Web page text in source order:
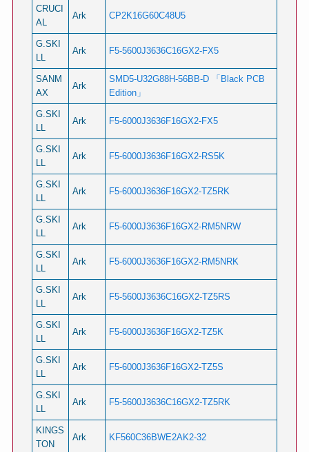
CRUCI
AL
Ark CP2K16G60C48U5
G.SKI
LL
Ark F5-5600J3636C16GX2-FX5
SANM
AX
Ark
SMD5-U32G88H-56BB-D 「Black PCB
Edition」
G.SKI
LL
Ark F5-6000J3636F16GX2-FX5
G.SKI
LL
Ark F5-6000J3636F16GX2-RS5K
G.SKI
LL
Ark F5-6000J3636F16GX2-TZ5RK
G.SKI
LL
Ark F5-6000J3636F16GX2-RM5NRW
G.SKI
LL
Ark F5-6000J3636F16GX2-RM5NRK
G.SKI
LL
Ark F5-5600J3636C16GX2-TZ5RS
G.SKI
LL
Ark F5-6000J3636F16GX2-TZ5K
G.SKI
LL
Ark F5-6000J3636F16GX2-TZ5S
G.SKI
LL
Ark F5-5600J3636C16GX2-TZ5RK
KINGS
TON
Ark KF560C36BWE2AK2-32